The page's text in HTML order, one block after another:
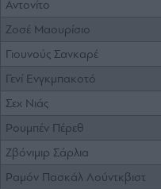
Αντονίτο
Ζοσέ Μαουρίσιο
Γιουνούς Σανκαρέ
Γενί Ενγκμπακοτό
Σεχ Νιάς
Ρουμπέν Πέρεθ
Ζβόνιμιρ Σάρλια
Ραμόν Πασκάλ Λούντκβιστ